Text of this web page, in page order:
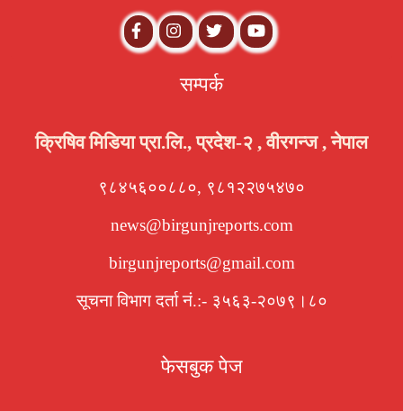
सम्पर्क
क्रिषिव मिडिया प्रा.लि., प्रदेश-२ , वीरगन्ज , नेपाल
९८४५६००८८०, ९८१२२७५४७०
news@birgunjreports.com
birgunjreports@gmail.com
सूचना विभाग दर्ता नं.:- ३५६३-२०७९।८०
फेसबुक पेज